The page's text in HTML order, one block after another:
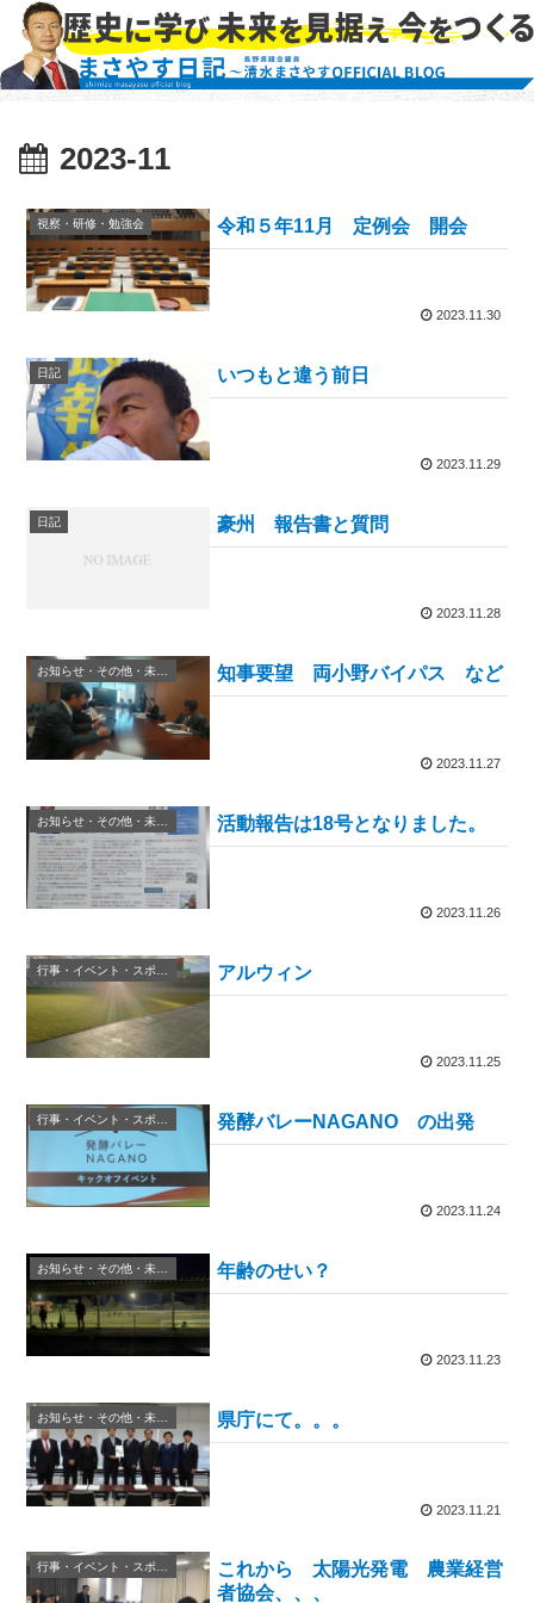
2023-11
視察・研修・勉強会 令和５年11月 定例会 開会
2023.11.30
日記 いつもと違う前日
2023.11.29
日記 豪州 報告書と質問
2023.11.28
お知らせ・その他・未分類 知事要望 両小野バイパス など
2023.11.27
活動報告は18号となりました。
2023.11.26
アルウィン
2023.11.25
発酵バレーNAGANO の出発
2023.11.24
年齢のせい？
2023.11.23
お知らせ・その他・未分類 県庁にて。。。
2023.11.21
行事・イベント・スポーツ等
これから 太陽光発電 農業経営
者協会、、、